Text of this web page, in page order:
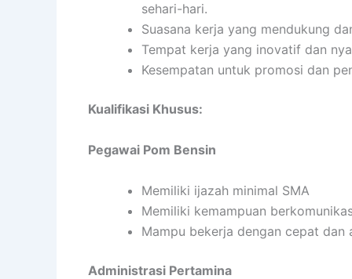
sehari-hari.
Suasana kerja yang mendukung
Tempat kerja yang inovatif dan
Kesempatan untuk promosi dan
Kualifikasi Khusus:
Pegawai Pom Bensin
Memiliki ijazah minimal SMA
Memiliki kemampuan
Mampu bekerja dengan cepat dan
Administrasi Pertamina